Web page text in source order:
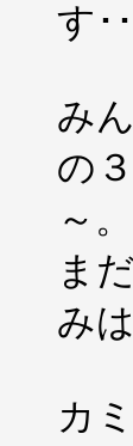
す･
み
の
～。
ま
み
カ